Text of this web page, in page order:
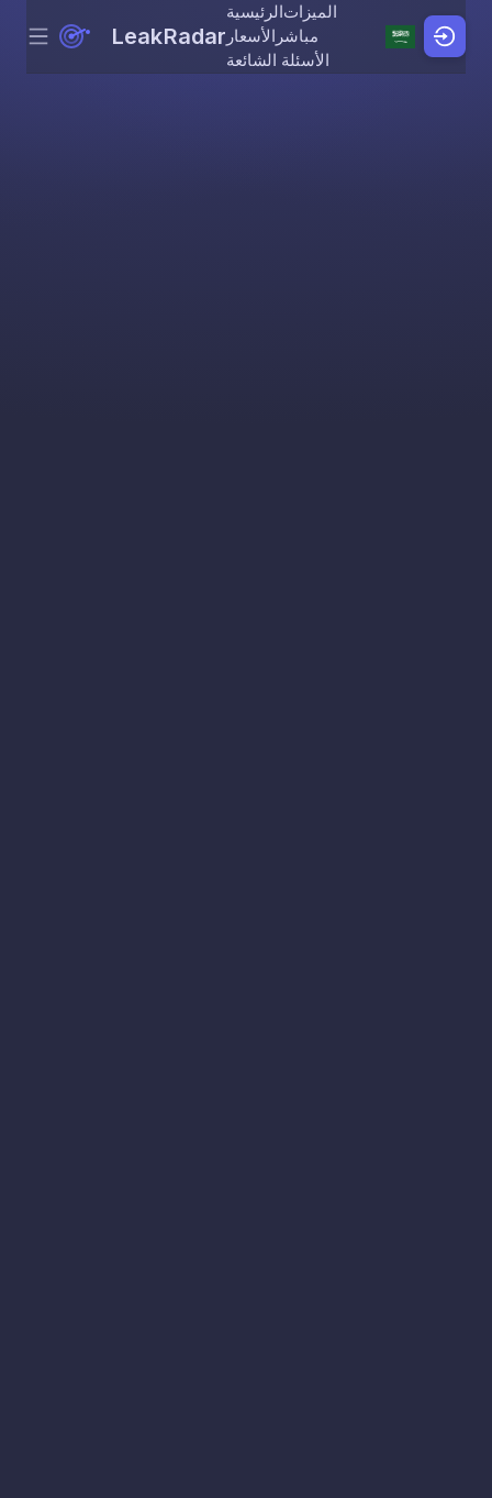
Skip to content
Menu LeakRadar
الرئيسيةالميزات
الأسعار مباشر
الأسئلة الشائعة